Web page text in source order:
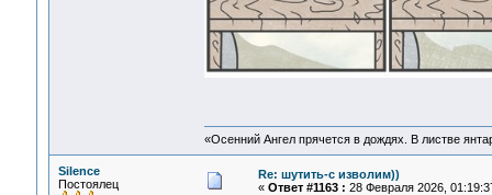
«Осенний Ангел прячется в дождях. В листве
Silence
Постоялец
Re: шутить-с изволим))
« Ответ #1163 : 28 Февраля 2026,